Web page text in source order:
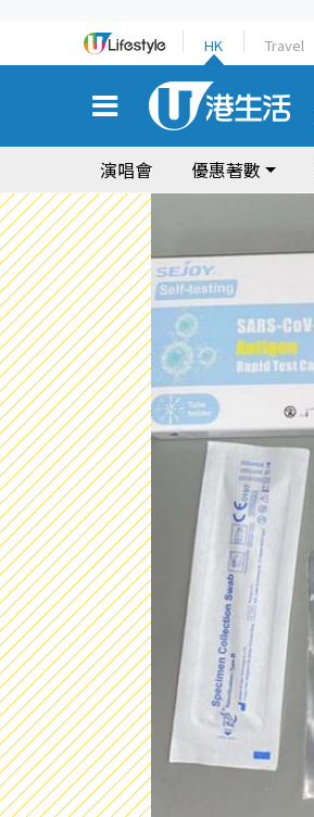
HK Travel
演唱會 優惠著數